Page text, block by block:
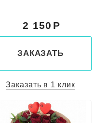
2 150
ЗАКАЗАТЬ
Заказать в 1 клик